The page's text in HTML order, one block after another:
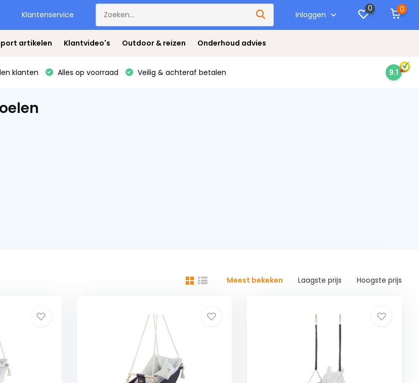
Klantenservice Inloggen
0 0
artikelen Klantvideo's Outdoor & reizen Onderhoud advies
klanten Alles op voorraad Veilig & achteraf betalen 9.1
Meest bekeken Laagste prijs Hoogste prijs